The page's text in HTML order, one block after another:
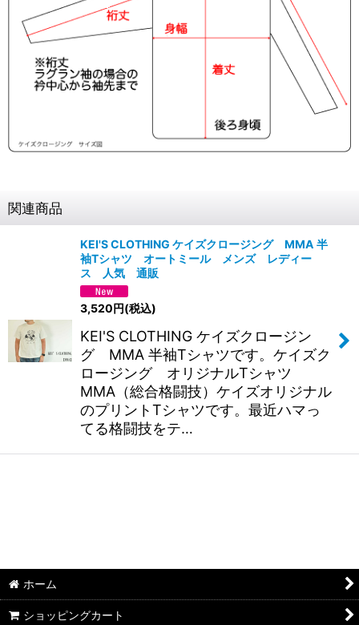
関連商品
KEI'S CLOTHING ケイズクロージング MMA 半
袖Tシャツ オートミール メンズ レディー
ス 人気 通販
3,520円(税込)
KEI'S CLOTHING ケイズクロージン
グ MMA 半袖Tシャツです。ケイズク
ロージング オリジナルTシャツ
MMA（総合格闘技）ケイズオリジナル
のプリントTシャツです。最近ハマっ
てる格闘技をテ…
ホーム
ショッピングカート